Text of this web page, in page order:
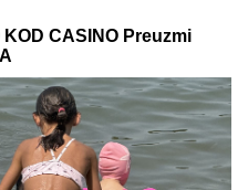
Заостру